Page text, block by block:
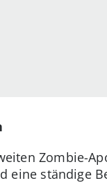
Zombie-
ständige